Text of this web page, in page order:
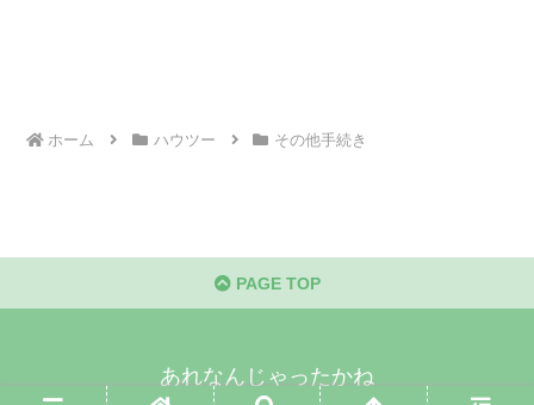
ホーム ハウツー その他手続き
PAGE TOP
あれなんじゃったかね